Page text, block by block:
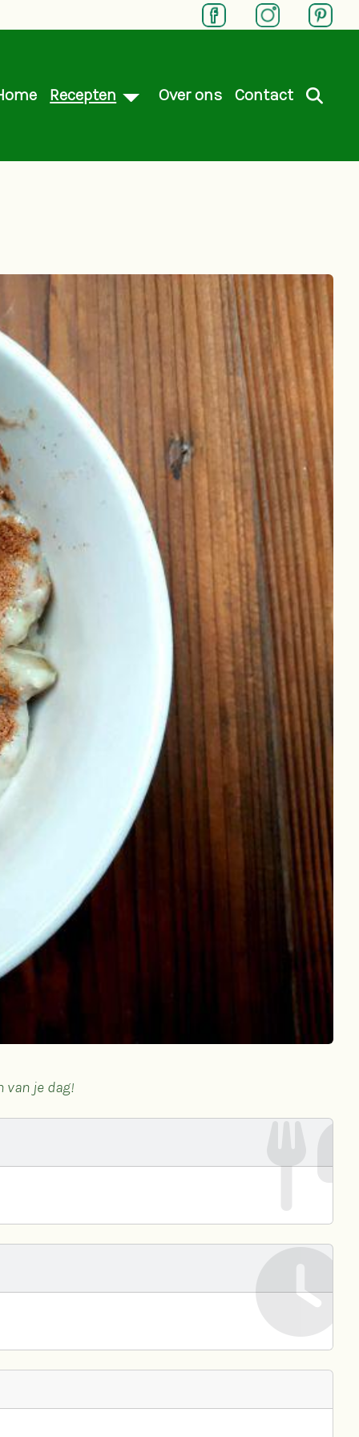
Recepten Over ons Contact
van je dag!